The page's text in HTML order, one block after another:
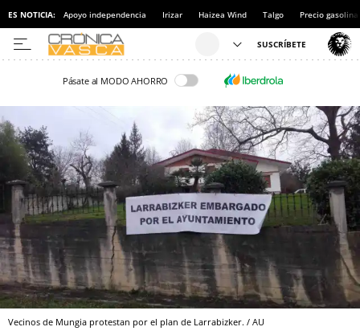
ES NOTICIA: Apoyo independencia Irizar Haizea Wind Talgo Precio gasolina
Pásate al MODO AHORRO
Vecinos de Mungia protestan por el plan de Larrabizker. / AU